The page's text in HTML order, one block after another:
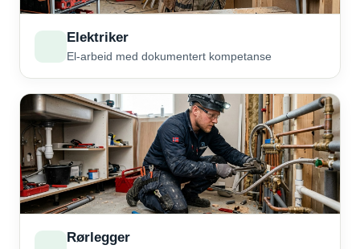
Elektriker
El-arbeid med dokumentert kompetanse
Rørlegger